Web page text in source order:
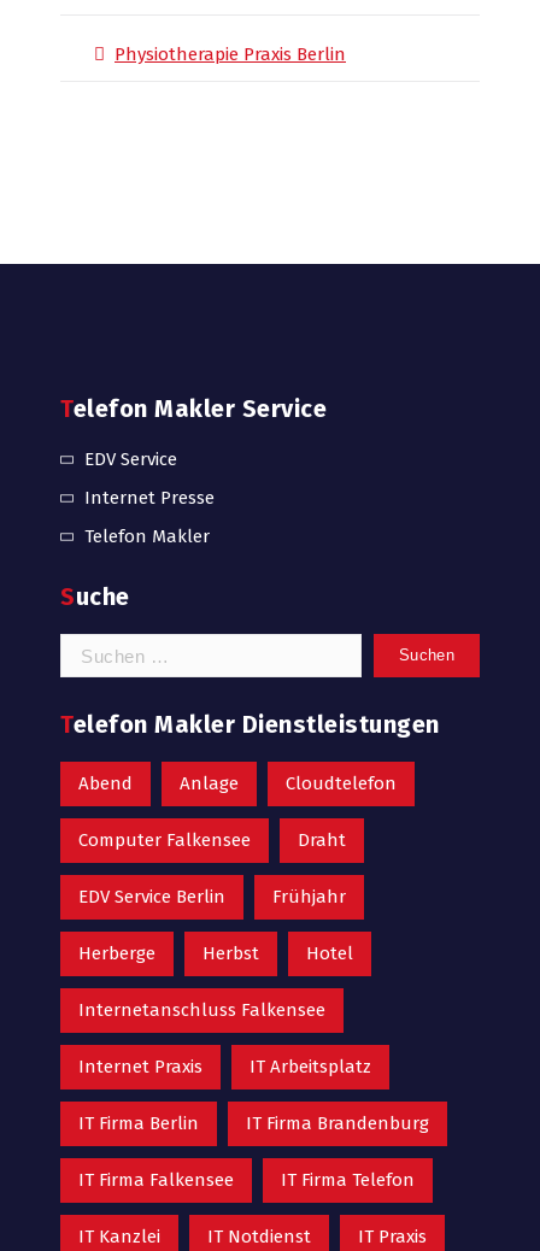
Physiotherapie Praxis Berlin
Telefon Makler Service
EDV Service
Internet Presse
Telefon Makler
Suche
Suchen
nach:
Telefon Makler Dienstleistungen
Abend Anlage Cloudtelefon
Computer Falkensee Draht
EDV Service Berlin Frühjahr
Herberge Herbst Hotel
Internetanschluss Falkensee
Internet Praxis IT Arbeitsplatz
IT Firma Berlin IT Firma Brandenburg
IT Firma Falkensee IT Firma Telefon
IT Kanzlei IT Notdienst IT Praxis